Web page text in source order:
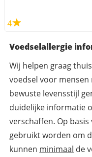
4
Voedselallergie
Wij helpen graag
voedsel voor mensen
bewuste levensstijl
duidelijke informatie
verschaffen. Op
gebruikt worden om
kunnen minimaal de